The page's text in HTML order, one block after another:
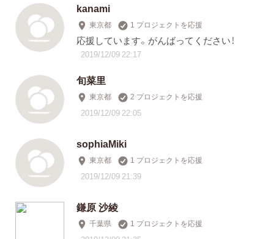
kanami
東京都 1 プロジェクトを応援
応援しています。がんばってください！
2019/12/09 22:17
旬菜里
東京都 2 プロジェクトを応援
2019/12/09 22:05
sophiaMiki
東京都 1 プロジェクトを応援
2019/12/09 21:39
鎌原 沙綾
千葉県 1 プロジェクトを応援